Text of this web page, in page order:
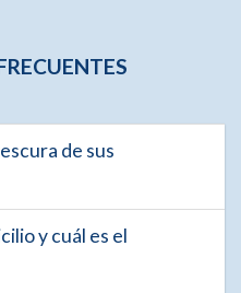
de sus
y cuál es el